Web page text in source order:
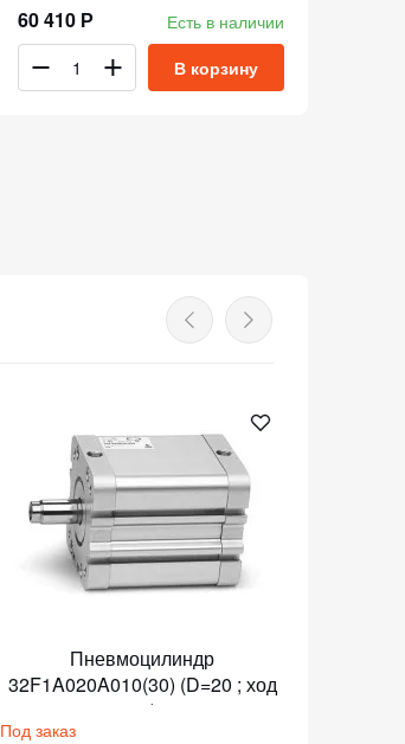
Есть в наличии
60 410 Р
В корзину
Пневмоцилиндр
32F1A020A010(30) (D=20 ; ход
10)
Под заказ